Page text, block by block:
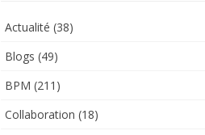
Actualité (38)
Blogs (49)
BPM (211)
Collaboration (18)